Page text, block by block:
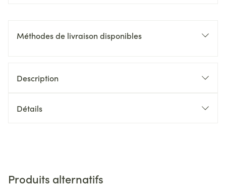
Méthodes de livraison disponibles
Description
Détails
Produits alternatifs